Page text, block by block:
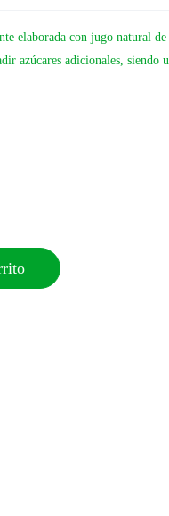
elaborada con jugo natural
azúcares adicionales, siendo